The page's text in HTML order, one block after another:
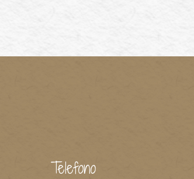
Telefono